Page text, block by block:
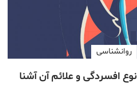
روانشناسی
انواع افسردگی ؛ با ۹ نوع افسردگی و علائم آن آشنا